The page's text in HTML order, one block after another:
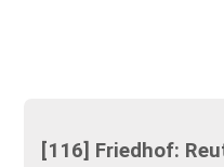
[116] Friedhof: